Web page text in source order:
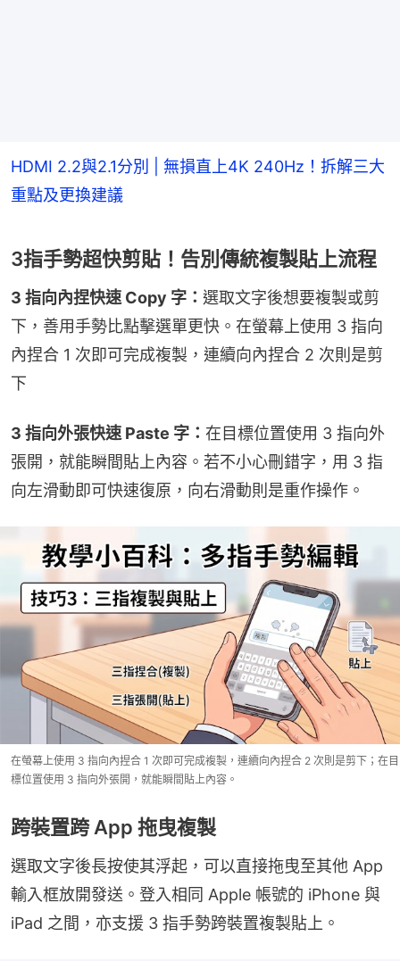
HDMI 2.2與2.1分別 | 無損直上4K 240Hz！拆解三大
重點及更換建議
3指手勢超快剪貼！告別傳統複製貼上流程
3 指向內捏快速 Copy 字： 選取文字後想要複製或剪
下，善用手勢比點擊選單更快。在螢幕上使用 3 指向
內捏合 1 次即可完成複製，連續向內捏合 2 次則是剪
下
3 指向外張快速 Paste 字： 在目標位置使用 3 指向外
張開，就能瞬間貼上內容。若不小心刪錯字，用 3 指
向左滑動即可快速復原，向右滑動則是重作操作。
在螢幕上使用 3 指向內捏合 1 次即可完成複製，連續向內捏合 2 次則是剪下；在目
標位置使用 3 指向外張開，就能瞬間貼上內容。
跨裝置跨 App 拖曳複製
選取文字後長按使其浮起，可以直接拖曳至其他 App
輸入框放開發送。登入相同 Apple 帳號的 iPhone 與
iPad 之間，亦支援 3 指手勢跨裝置複製貼上。